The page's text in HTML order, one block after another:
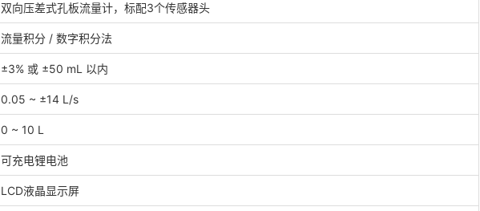
双向压差式孔板流量计，标配3个传感器头
流量积分 / 数字积分法
±3% 或 ±50 mL 以内
0.05 ~ ±14 L/s
0 ~ 10 L
可充电锂电池
LCD液晶显示屏